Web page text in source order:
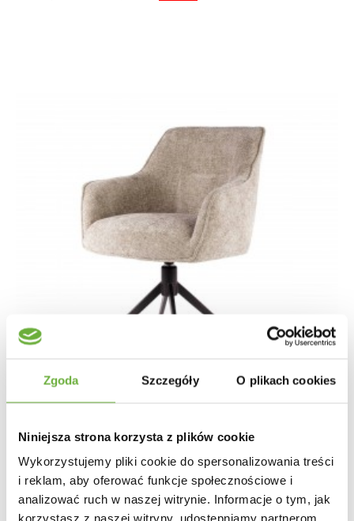
Zgoda Szczegóły O plikach cookies
Niniejsza strona korzysta z plików cookie
Wykorzystujemy pliki cookie do spersonalizowania treści
i reklam, aby oferować funkcje społecznościowe i
analizować ruch w naszej witrynie. Informacje o tym, jak
korzystasz z naszej witryny, udostępniamy partnerom
KRZESŁO OBROTOWE KARA BEŻOWE